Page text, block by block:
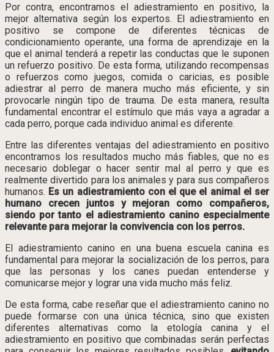
Por contra, encontramos el adiestramiento en positivo, la
mejor alternativa según los expertos. El adiestramiento en
positivo se compone de diferentes técnicas de
condicionamiento operante, una forma de aprendizaje en la
que el animal tenderá a repetir las conductas que le suponen
un refuerzo positivo. De esta forma, utilizando recompensas
o refuerzos como juegos, comida o caricias, es posible
adiestrar al perro de manera mucho más eficiente, y sin
provocarle ningún tipo de trauma. De esta manera, resulta
fundamental encontrar el estímulo que más vaya a agradar a
cada perro, porque cada individuo animal es diferente.
Entre las diferentes ventajas del adiestramiento en positivo
encontramos los resultados mucho más fiables, que no es
necesario doblegar o hacer sentir mal al perro y que es
realmente divertido para los animales y para sus compañeros
humanos. Es un adiestramiento con el que el animal el ser
humano crecen juntos y mejoran como compañeros,
siendo por tanto el adiestramiento canino especialmente
relevante para mejorar la convivencia con los perros.
El adiestramiento canino en una buena escuela canina es
fundamental para mejorar la socialización de los perros, para
que las personas y los canes puedan entenderse y
comunicarse mejor y lograr una vida mucho más feliz.
De esta forma, cabe reseñar que el adiestramiento canino no
puede formarse con una única técnica, sino que existen
diferentes alternativas como la etología canina y el
adiestramiento en positivo que combinadas serán perfectas